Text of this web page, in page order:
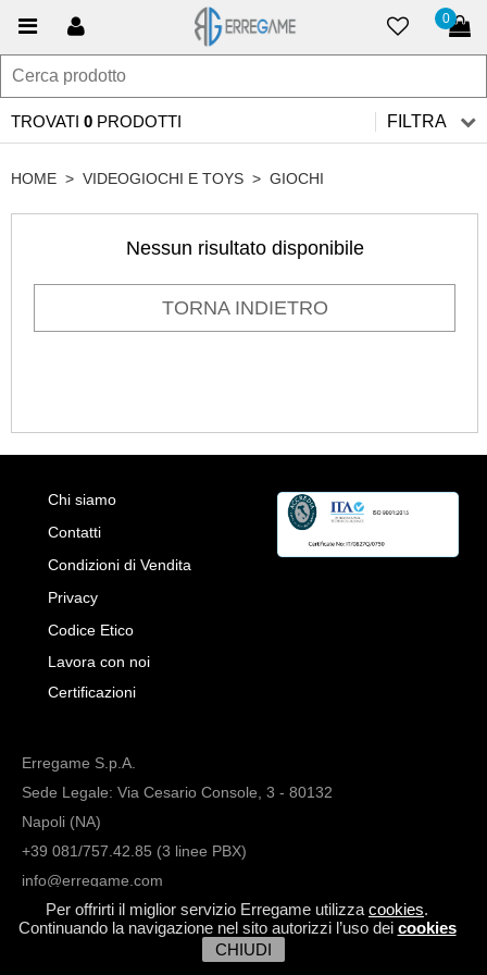
Per offrirti il miglior servizio Erregame utilizza cookies.
Continuando la navigazione nel sito autorizzi l’uso dei cookies
CHIUDI
0
TROVATI 0 PRODOTTI FILTRA
HOME > VIDEOGIOCHI E TOYS > GIOCHI
Nessun risultato disponibile
TORNA INDIETRO
Chi siamo
Contatti
Condizioni di Vendita
Privacy
Codice Etico
Lavora con noi
Certificazioni
Erregame S.p.A.
Sede Legale: Via Cesario Console, 3 - 80132
Napoli (NA)
+39 081/757.42.85 (3 linee PBX)
info@erregame.com